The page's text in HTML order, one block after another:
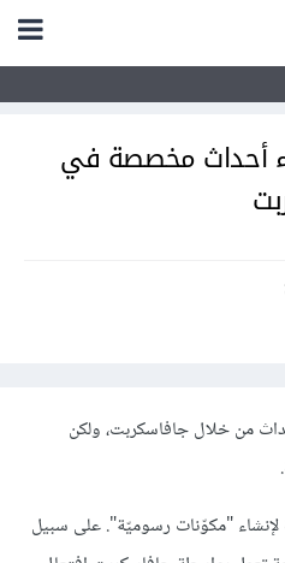
أحداث مخصصة في
من خلال جافاسكربت، ولكن
"مكوّنات رسوميّة". على سبيل